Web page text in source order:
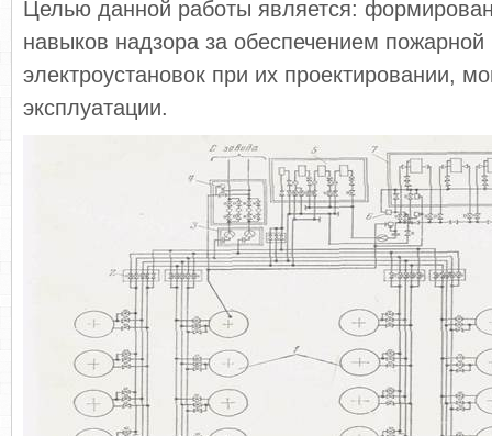
Целью данной работы является:
навыков надзора за обеспечением пожарной
электроустановок при их проектировании,
эксплуатации.